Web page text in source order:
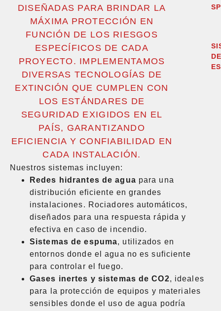
DISEÑADAS PARA BRINDAR LA
MÁXIMA PROTECCIÓN EN
FUNCIÓN DE LOS RIESGOS
ESPECÍFICOS DE CADA
PROYECTO. IMPLEMENTAMOS
DIVERSAS TECNOLOGÍAS DE
EXTINCIÓN QUE CUMPLEN CON
LOS ESTÁNDARES DE
SEGURIDAD EXIGIDOS EN EL
PAÍS, GARANTIZANDO
EFICIENCIA Y CONFIABILIDAD EN
CADA INSTALACIÓN.
Nuestros sistemas incluyen:
Redes hidrantes de agua para una
distribución eficiente en grandes
instalaciones. Rociadores automáticos,
diseñados para una respuesta rápida y
efectiva en caso de incendio.
Sistemas de espuma, utilizados en
entornos donde el agua no es suficiente
para controlar el fuego.
Gases inertes y sistemas de CO2, ideales
para la protección de equipos y materiales
sensibles donde el uso de agua podría
DE